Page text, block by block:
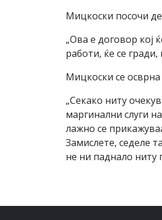
Мицкоски посочи
„Ова е договор кој
работи, ќе се
Мицкоски се
„Секако ниту
маргинални слуги
лажно се
Замислете, седеле
не ни паднало ниту